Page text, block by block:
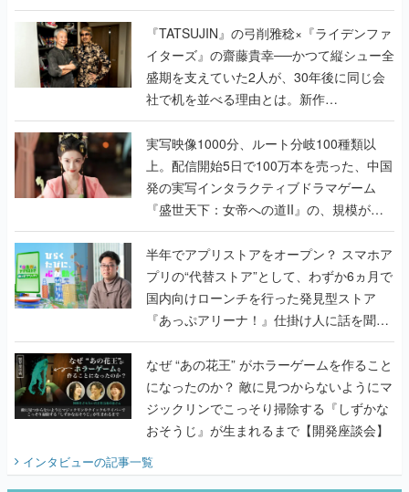
で作り込まれた理由を両ディレクターに聞
く
『TATSUJIN』の弓削雅稔×『ライデンファ
イターズ』の齋藤貴幸──かつて縦シュー全
盛期を支えていた2人が、30年後に同じ会
社で机を並べる理由とは。新作
『TATSUJIN EXTREME』で初タッグを組
んだレジェンド2人に訊く開発秘話
実写映像1000分、ルート分岐100種類以
上。配信開始5日で100万本を売った、中国
発の実写インタラクティブドラマゲーム
『盛世天下：女帝への道II』の、規模が違
うこだわりをプロデューサーに聞いた
半年でアプリストアをオープン？ スマホア
プリの“代替ストア”として、わずか6ヵ月で
国内向けローンチを行った発見型ストア
『あっぷアリーナ！』仕掛け人に話を聞い
てみた
なぜ “あの花王” がホラーゲームを作ること
になったのか？ 敵に見つからないようにマ
ジックリンでこっそり掃除する『しずかな
おそうじ』が生まれるまで【開発座談会】
インタビューの記事一覧